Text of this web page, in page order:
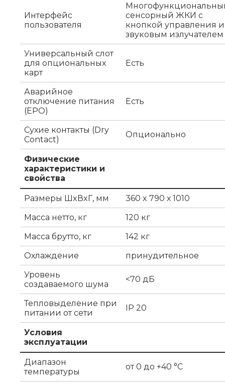
Интерфейс
пользователя
сенсорный ЖКИ с
кнопкой управления и
звуковым излучателем
Универсальный слот
для опциональных
карт
Есть
Аварийное
отключение питания
(EPO)
Есть
Сухие контакты (Dry
Contact)
Опционально
Физические
характеристики и
свойства
Размеры ШxВxГ, мм
360 x 790 х 1010
Масса нетто, кг
120 кг
Масса брутто, кг
142 кг
Охлаждение
принудительное
Уровень
создаваемого шума
<70 дБ
Тепловыделение при
питании от сети
IP 20
Условия
эксплуатации
Диапазон
температуры
от 0 до +40 °C